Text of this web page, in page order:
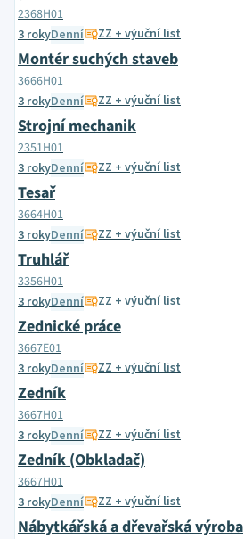
2368H01
3 rokyDenní ZZ + výuční list
Montér suchých staveb
3666H01
3 rokyDenní ZZ + výuční list
Strojní mechanik
2351H01
3 rokyDenní ZZ + výuční list
Tesař
3664H01
3 rokyDenní ZZ + výuční list
Truhlář
3356H01
3 rokyDenní ZZ + výuční list
Zednické práce
3667E01
3 rokyDenní ZZ + výuční list
Zedník
3667H01
3 rokyDenní ZZ + výuční list
Zedník (Obkladač)
3667H01
3 rokyDenní ZZ + výuční list
Nábytkářská a dřevařská výroba